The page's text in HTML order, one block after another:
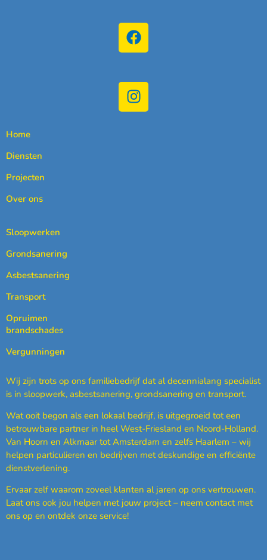
Home
Diensten
Projecten
Over ons
Sloopwerken
Grondsanering
Asbestsanering
Transport
Opruimen
brandschades
Vergunningen
Wij zijn trots op ons familiebedrijf dat al decennialang specialist
is in sloopwerk, asbestsanering, grondsanering en transport.
Wat ooit begon als een lokaal bedrijf, is uitgegroeid tot een
betrouwbare partner in heel West-Friesland en Noord-Holland.
Van Hoorn en Alkmaar tot Amsterdam en zelfs Haarlem – wij
helpen particulieren en bedrijven met deskundige en efficiënte
dienstverlening.
Ervaar zelf waarom zoveel klanten al jaren op ons vertrouwen.
Laat ons ook jou helpen met jouw project – neem contact met
ons op en ontdek onze service!